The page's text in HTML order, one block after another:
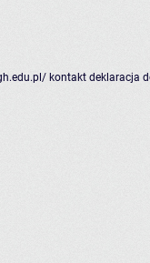
kontakt deklaracja